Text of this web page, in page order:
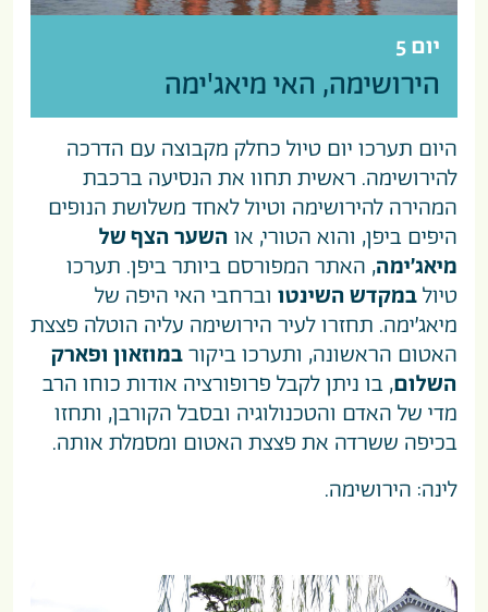
יום 5
הירושימה, האי מיאג'ימה
היום תערכו יום טיול כחלק מקבוצה עם הדרכה
להירושימה. ראשית תחוו את הנסיעה ברכבת
המהירה להירושימה וטיול לאחד משלושת הנופים
היפים ביפן, והוא הטורי, או השער הצף של
מיאג’ימה, האתר המפורסם ביותר ביפן. תערכו
טיולבמקדש השינטו וברחבי האי היפה של
מיאג’ימה. תחזרו לעיר הירושימה עליה הוטלה פצצת
האטום הראשונה, ותערכו ביקורבמוזאון ופארק
השלום, בו ניתן לקבל פרופורציה אודות כוחו הרב
מדי של האדם והטכנולוגיה ובסבל הקורבן, ותחזו
בכיפה ששרדה את פצצת האטום ומסמלת אותה.
לינה: הירושימה.